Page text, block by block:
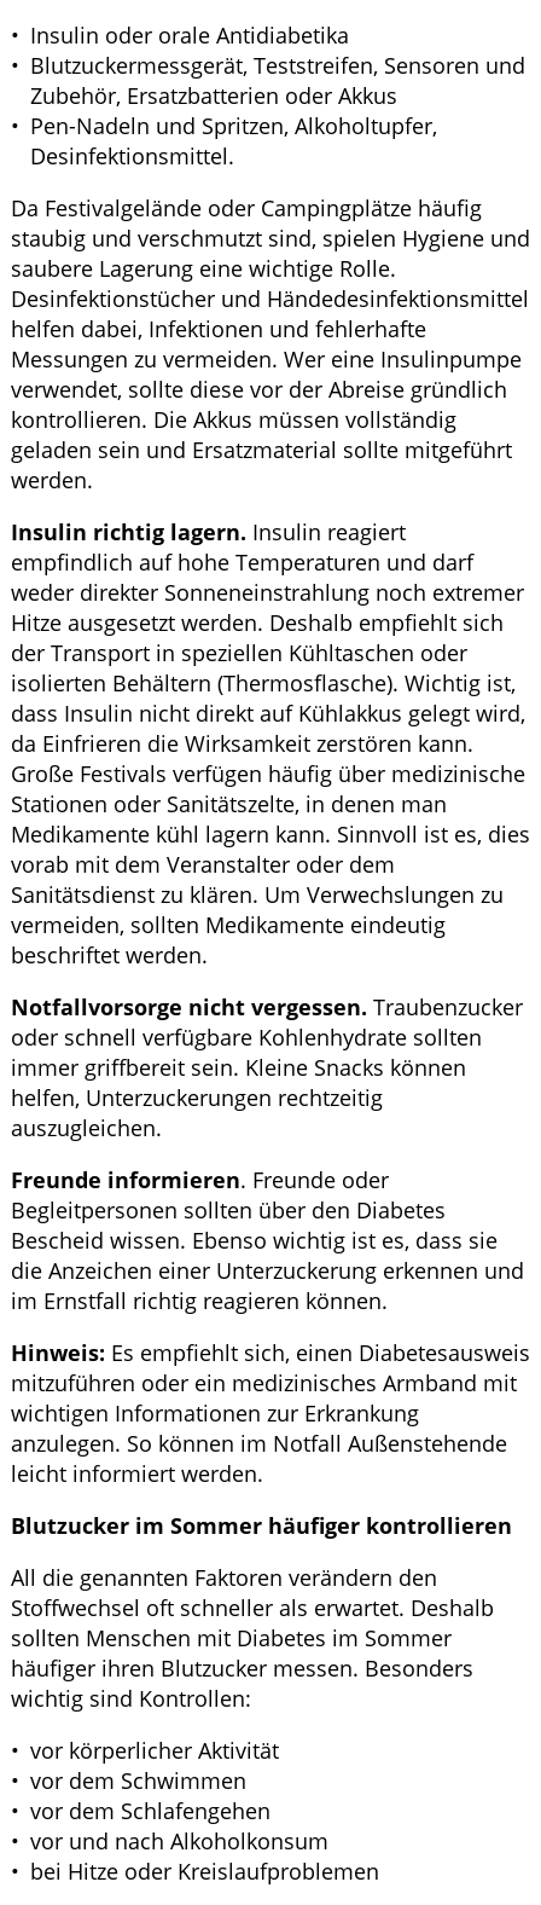
Insulin oder orale Antidiabetika
Blutzuckermessgerät, Teststreifen, Sensoren und
Zubehör, Ersatzbatterien oder Akkus
Pen-Nadeln und Spritzen, Alkoholtupfer,
Desinfektionsmittel.
Da Festivalgelände oder Campingplätze häufig
staubig und verschmutzt sind, spielen Hygiene und
saubere Lagerung eine wichtige Rolle.
Desinfektionstücher und Händedesinfektionsmittel
helfen dabei, Infektionen und fehlerhafte
Messungen zu vermeiden. Wer eine Insulinpumpe
verwendet, sollte diese vor der Abreise gründlich
kontrollieren. Die Akkus müssen vollständig
geladen sein und Ersatzmaterial sollte mitgeführt
werden.
Insulin richtig lagern. Insulin reagiert
empfindlich auf hohe Temperaturen und darf
weder direkter Sonneneinstrahlung noch extremer
Hitze ausgesetzt werden. Deshalb empfiehlt sich
der Transport in speziellen Kühltaschen oder
isolierten Behältern (Thermosflasche). Wichtig ist,
dass Insulin nicht direkt auf Kühlakkus gelegt wird,
da Einfrieren die Wirksamkeit zerstören kann.
Große Festivals verfügen häufig über medizinische
Stationen oder Sanitätszelte, in denen man
Medikamente kühl lagern kann. Sinnvoll ist es, dies
vorab mit dem Veranstalter oder dem
Sanitätsdienst zu klären. Um Verwechslungen zu
vermeiden, sollten Medikamente eindeutig
beschriftet werden.
Notfallvorsorge nicht vergessen. Traubenzucker
oder schnell verfügbare Kohlenhydrate sollten
immer griffbereit sein. Kleine Snacks können
helfen, Unterzuckerungen rechtzeitig
auszugleichen.
Freunde informieren. Freunde oder
Begleitpersonen sollten über den Diabetes
Bescheid wissen. Ebenso wichtig ist es, dass sie
die Anzeichen einer Unterzuckerung erkennen und
im Ernstfall richtig reagieren können.
Hinweis: Es empfiehlt sich, einen Diabetesausweis
mitzuführen oder ein medizinisches Armband mit
wichtigen Informationen zur Erkrankung
anzulegen. So können im Notfall Außenstehende
leicht informiert werden.
Blutzucker im Sommer häufiger kontrollieren
All die genannten Faktoren verändern den
Stoffwechsel oft schneller als erwartet. Deshalb
sollten Menschen mit Diabetes im Sommer
häufiger ihren Blutzucker messen. Besonders
wichtig sind Kontrollen:
vor körperlicher Aktivität
vor dem Schwimmen
vor dem Schlafengehen
vor und nach Alkoholkonsum
bei Hitze oder Kreislaufproblemen